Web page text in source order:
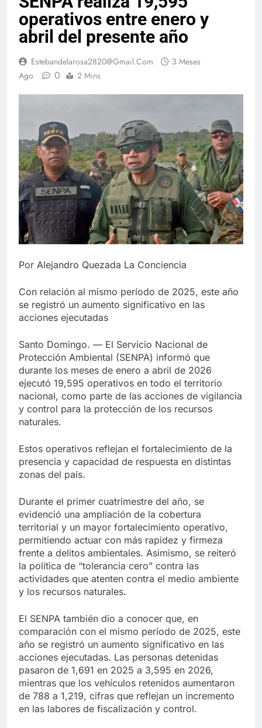
operativos entre enero y
abril del presente año
Estebandelarosa2820@gmail.com
3 Meses
Ago
0 2 Mins
Por Alejandro Quezada La Conciencia
Con relación al mismo período de 2025, este año
se registró un aumento significativo en las
acciones ejecutadas
Santo Domingo. — El Servicio Nacional de
Protección Ambiental (SENPA) informó que
durante los meses de enero a abril de 2026
ejecutó 19,595 operativos en todo el territorio
nacional, como parte de las acciones de vigilancia
y control para la protección de los recursos
naturales.
Estos operativos reflejan el fortalecimiento de la
presencia y capacidad de respuesta en distintas
zonas del país.
Durante el primer cuatrimestre del año, se
evidenció una ampliación de la cobertura
territorial y un mayor fortalecimiento operativo,
permitiendo actuar con más rapidez y firmeza
frente a delitos ambientales. Asimismo, se reiteró
la política de “tolerancia cero” contra las
actividades que atenten contra el medio ambiente
y los recursos naturales.
El SENPA también dio a conocer que, en
comparación con el mismo período de 2025, este
año se registró un aumento significativo en las
acciones ejecutadas. Las personas detenidas
pasaron de 1,691 en 2025 a 3,595 en 2026,
mientras que los vehículos retenidos aumentaron
de 788 a 1,219, cifras que reflejan un incremento
en las labores de fiscalización y control.